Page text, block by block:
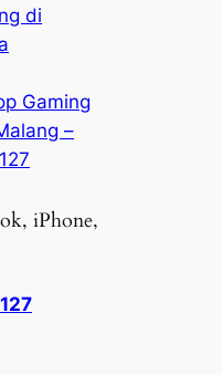
di
Gaming
–
iPhone,